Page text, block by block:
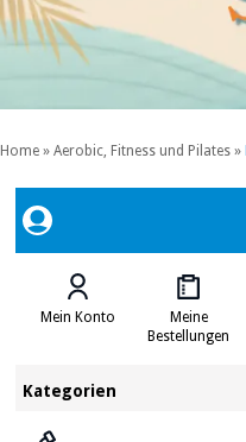
Home » Aerobic, Fitness und Pilates »
Mein Konto
Meine
Bestellungen
Kategorien